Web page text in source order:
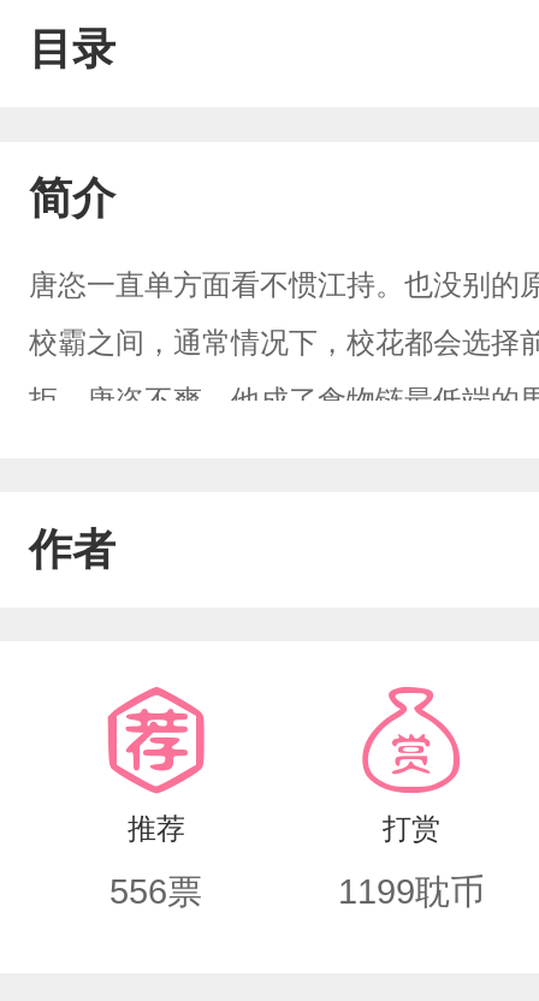
目录
简介
唐恣一直单方面看不惯江持。也没别
校霸之间，通常情况下，校花都会选择
拒。唐恣不爽，他成了食物链最低端
再后来，他这颗心就拔不出来了。
校霸是个O？什么？！食物链变成了食
里不一闷骚学神校草攻×表里不一努力
他芳心暗许》
作者
推荐
556票
打赏
1199耽币